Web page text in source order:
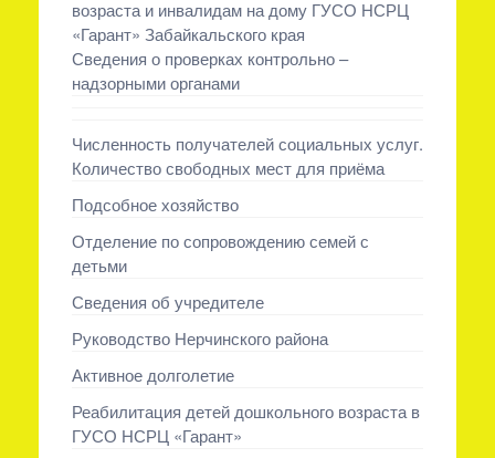
возраста и инвалидам на дому ГУСО НСРЦ
«Гарант» Забайкальского края
Сведения о проверках контрольно –
надзорными органами
Численность получателей социальных услуг.
Количество свободных мест для приёма
Подсобное хозяйство
Отделение по сопровождению семей с
детьми
Сведения об учредителе
Руководство Нерчинского района
Активное долголетие
Реабилитация детей дошкольного возраста в
ГУСО НСРЦ «Гарант»